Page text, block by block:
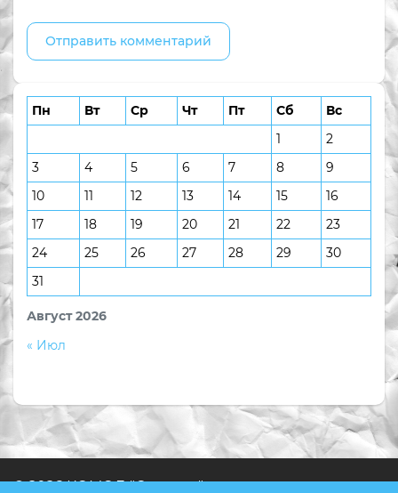
Август 2026
Пн Вт Ср Чт Пт Сб
Вс
1
2
3
4 5 6 7 8
9
10
11 12 13 14 15
16
17
18 19 20 21 22
23
24
25 26 27 28 29
30
31
« Июл
© 2026 КОМОД "Ступени"